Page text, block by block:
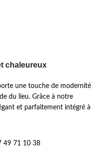
chaleureux
une touche de modernité
du lieu. Grâce à notre
et parfaitement intégré à
49 71 10 38